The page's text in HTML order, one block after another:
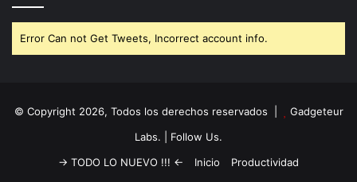
Error Can not Get Tweets, Incorrect account info.
© Copyright 2026, Todos los derechos reservados |
Gadgeteur
Labs. | Follow Us.
-> TODO LO NUEVO !!! <-
Inicio
Productividad